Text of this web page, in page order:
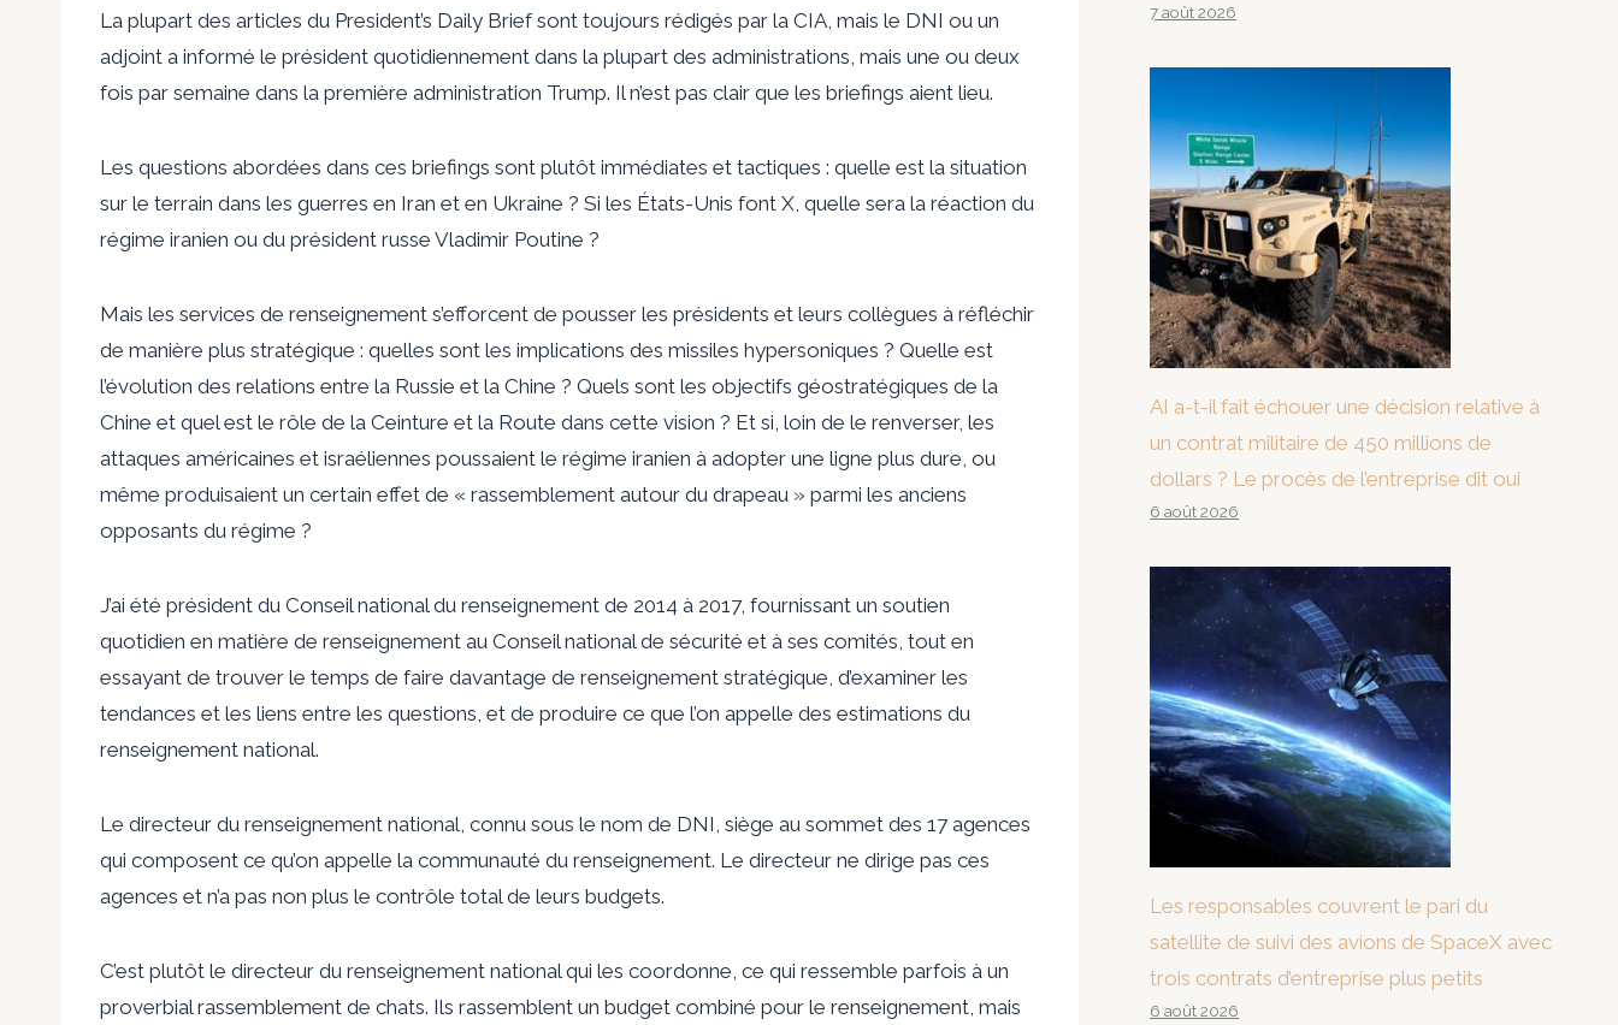
La plupart des articles du President’s Daily Brief sont toujours rédigés par la CIA, mais le DNI ou un
adjoint a informé le président quotidiennement dans la plupart des administrations, mais une ou deux
fois par semaine dans la première administration Trump. Il n’est pas clair que les briefings aient lieu.
Les questions abordées dans ces briefings sont plutôt immédiates et tactiques : quelle est la situation
sur le terrain dans les guerres en Iran et en Ukraine ? Si les États-Unis font X, quelle sera la réaction du
régime iranien ou du président russe Vladimir Poutine ?
Mais les services de renseignement s’efforcent de pousser les présidents et leurs collègues à réfléchir
de manière plus stratégique : quelles sont les implications des missiles hypersoniques ? Quelle est
l’évolution des relations entre la Russie et la Chine ? Quels sont les objectifs géostratégiques de la
Chine et quel est le rôle de la Ceinture et la Route dans cette vision ? Et si, loin de le renverser, les
attaques américaines et israéliennes poussaient le régime iranien à adopter une ligne plus dure, ou
même produisaient un certain effet de « rassemblement autour du drapeau » parmi les anciens
opposants du régime ?
J’ai été président du Conseil national du renseignement de 2014 à 2017, fournissant un soutien
quotidien en matière de renseignement au Conseil national de sécurité et à ses comités, tout en
essayant de trouver le temps de faire davantage de renseignement stratégique, d’examiner les
tendances et les liens entre les questions, et de produire ce que l’on appelle des estimations du
renseignement national.
Le directeur du renseignement national, connu sous le nom de DNI, siège au sommet des 17 agences
qui composent ce qu’on appelle la communauté du renseignement. Le directeur ne dirige pas ces
agences et n’a pas non plus le contrôle total de leurs budgets.
C’est plutôt le directeur du renseignement national qui les coordonne, ce qui ressemble parfois à un
proverbial rassemblement de chats. Ils rassemblent un budget combiné pour le renseignement, mais
7 août 2026
AI a-t-il fait échouer une décision relative à
un contrat militaire de 450 millions de
dollars ? Le procès de l’entreprise dit oui
6 août 2026
Les responsables couvrent le pari du
satellite de suivi des avions de SpaceX avec
trois contrats d’entreprise plus petits
6 août 2026